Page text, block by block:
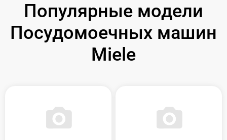
Популярные модели
Посудомоечных машин
Miele